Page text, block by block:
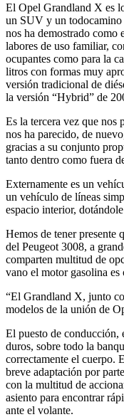
El Opel Grandland X es
un SUV y un todocamino
nos ha demostrado como
labores de uso familiar,
ocupantes como para la
litros con formas muy
versión tradicional de
la versión “Hybrid” de
Es la tercera vez que nos
nos ha parecido, de
gracias a su conjunto
tanto dentro como fuera
Externamente es un
un vehículo de líneas
espacio interior,
Hemos de tener presente
del Peugeot 3008, a
comparten multitud de
vano el motor gasolina
“El Grandland X, junto
modelos de la unión de
El puesto de conducción,
duros, sobre todo la
correctamente el cuerpo.
breve adaptación por
con la multitud de
asiento para encontrar
ante el volante.